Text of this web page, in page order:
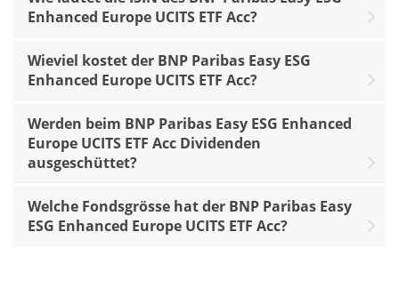
Enhanced Europe UCITS ETF Acc?
Wieviel kostet der BNP Paribas Easy ESG
Enhanced Europe UCITS ETF Acc?
Werden beim BNP Paribas Easy ESG Enhanced
Europe UCITS ETF Acc Dividenden
ausgeschüttet?
Welche Fondsgrösse hat der BNP Paribas Easy
ESG Enhanced Europe UCITS ETF Acc?